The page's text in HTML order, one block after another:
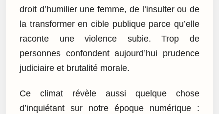
droit d’humilier une femme, de l’insulter ou de
la transformer en cible publique parce qu’elle
raconte une violence subie. Trop de
personnes confondent aujourd’hui prudence
judiciaire et brutalité morale.
Ce climat révèle aussi quelque chose
d’inquiétant sur notre époque numérique :